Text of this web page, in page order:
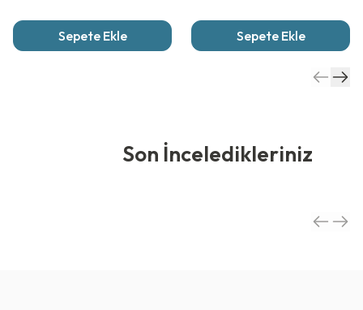
Sepete Ekle Sepete Ekle
Son İnceledikleriniz